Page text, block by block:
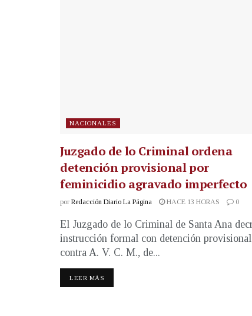
NACIONALES
Juzgado de lo Criminal ordena
detención provisional por
feminicidio agravado imperfecto
por Redacción Diario La Página HACE 13 HORAS 0
El Juzgado de lo Criminal de Santa Ana
instrucción formal con detención provisional
contra A. V. C. M., de...
LEER MÁS